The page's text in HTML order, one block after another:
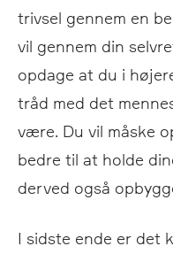
trivsel gennem en
vil gennem din
opdage at du i
tråd med det
være. Du vil måske
bedre til at holde
derved også
I sidste ende er det